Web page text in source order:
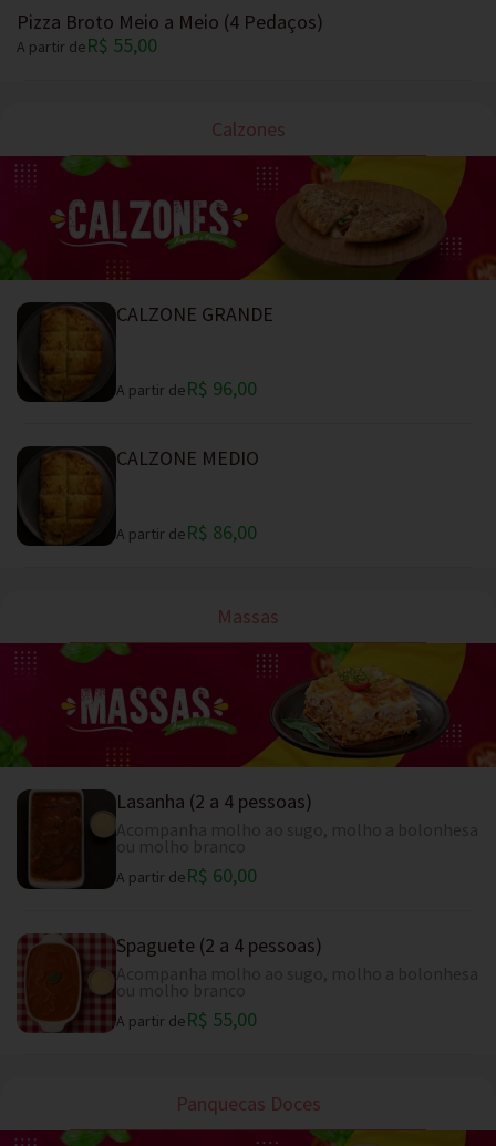
Pizza Broto Meio a Meio (4 Pedaços)
A partir deR$ 55,00
Calzones
CALZONE GRANDE
A partir deR$ 96,00
CALZONE MEDIO
A partir deR$ 86,00
Massas
Lasanha (2 a 4 pessoas)
A partir deR$ 60,00
Spaguete (2 a 4 pessoas)
A partir deR$ 55,00
Panquecas Doces